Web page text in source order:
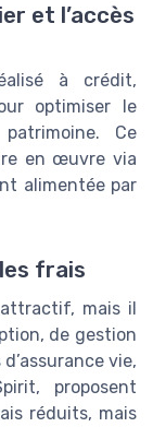
et l’accès
à crédit,
optimiser le
Ce
en œuvre via
alimentée par
frais
mais il
de gestion
vie,
proposent
réduits, mais